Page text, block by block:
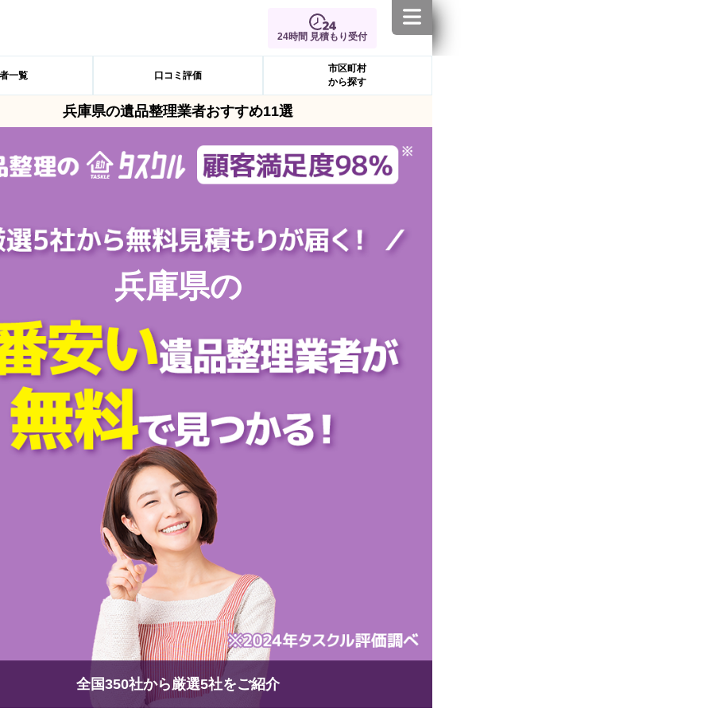
24時間 見積もり受付
一覧 口コミ評価
市区町村
から探す
兵庫県の遺品整理業者おすすめ11選
兵庫県の
全国350社から厳選5社をご紹介